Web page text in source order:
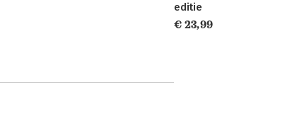
editie
€ 23,99